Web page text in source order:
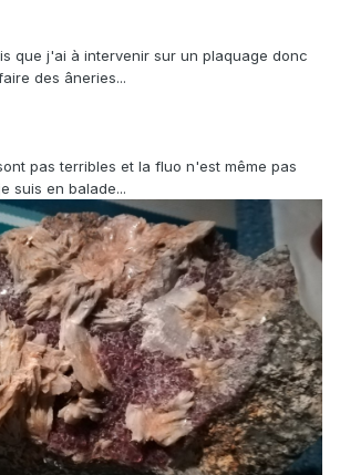
que j'ai à intervenir sur un plaquage donc
des âneries...
pas terribles et la fluo n'est même pas
suis en balade...